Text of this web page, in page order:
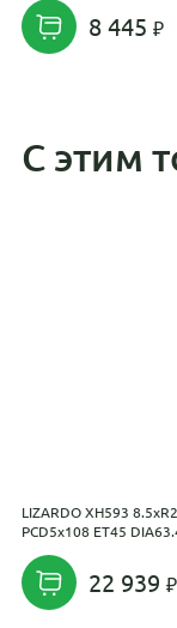
8 445
С этим
LIZARDO XH593
PCD5x108 ET45
22 939